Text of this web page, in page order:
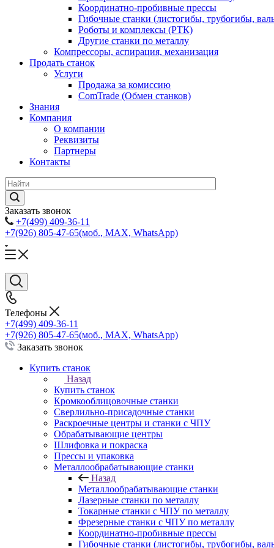
Координатно-пробивные прессы
Гибочные станки (листогибы, трубогибы,
Роботы и комплексы (РТК)
Другие станки по металлу
Компрессоры, аспирация, механизация
Продать станок
Услуги
Продажа за комиссию
ComTrade (Обмен станков)
Знания
Компания
О компании
Реквизиты
Партнеры
Контакты
Заказать звонок
+7(499) 409-36-11
+7(926) 805-47-65(моб., MAX, WhatsApp)
Телефоны
+7(499) 409-36-11
+7(926) 805-47-65(моб., MAX, WhatsApp)
Заказать звонок
Купить станок
Назад
Купить станок
Кромкооблицовочные станки
Сверлильно-присадочные станки
Раскроечные центры и станки с ЧПУ
Обрабатывающие центры
Шлифовка и покраска
Прессы и упаковка
Металлообрабатывающие станки
Назад
Металлообрабатывающие станки
Лазерные станки по металлу
Токарные станки с ЧПУ по металлу
Фрезерные станки с ЧПУ по металлу
Координатно-пробивные прессы
Гибочные станки (листогибы, трубогибы,